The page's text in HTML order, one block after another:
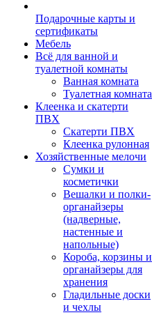
Подарочные карты и
сертификаты
Мебель
Всё для ванной и
туалетной комнаты
Ванная комната
Туалетная комната
Клеенка и скатерти
ПВХ
Скатерти ПВХ
Клеенка рулонная
Хозяйственные мелочи
Сумки и
косметички
Вешалки и полки-
органайзеры
(надверные,
настенные и
напольные)
Короба, корзины и
органайзеры для
хранения
Гладильные доски
и чехлы